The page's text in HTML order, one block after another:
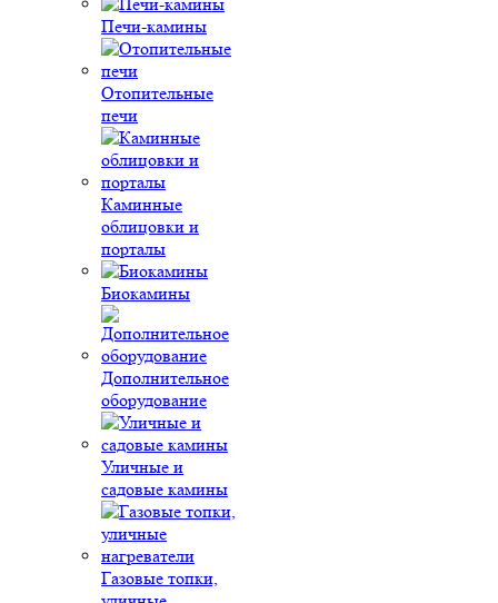
Печи-камины
Отопительные
печи
Каминные
облицовки и
порталы
Биокамины
Дополнительное
оборудование
Уличные и
садовые камины
Газовые топки,